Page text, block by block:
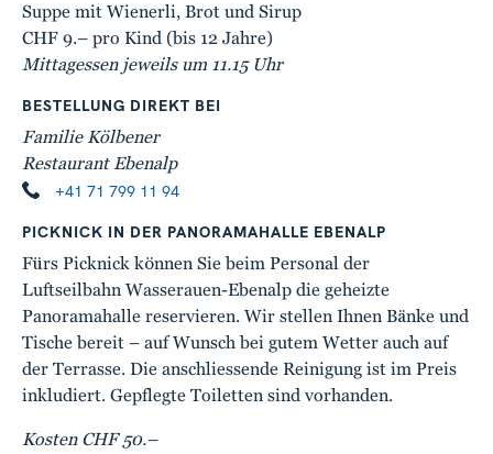
Suppe mit Wienerli, Brot und Sirup
CHF 9.– pro Kind (bis 12 Jahre)
Mittagessen jeweils um 11.15 Uhr
BESTELLUNG DIREKT BEI
Familie Kölbener
Restaurant Ebenalp
+41 71 799 11 94
PICKNICK IN DER PANORAMAHALLE EBENALP
Fürs Picknick können Sie beim Personal der
Luftseilbahn Wasserauen-Ebenalp die geheizte
Panoramahalle reservieren. Wir stellen Ihnen Bänke und
Tische bereit – auf Wunsch bei gutem Wetter auch auf
der Terrasse. Die anschliessende Reinigung ist im Preis
inkludiert. Gepflegte Toiletten sind vorhanden.
Kosten CHF 50.–